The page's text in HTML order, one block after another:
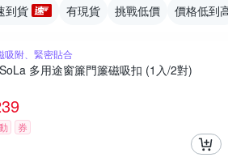
到貨 有現貨 挑戰低價 價格低到
吸附、緊密貼合
多用途窗簾門簾磁吸扣 (1入/2對)
券